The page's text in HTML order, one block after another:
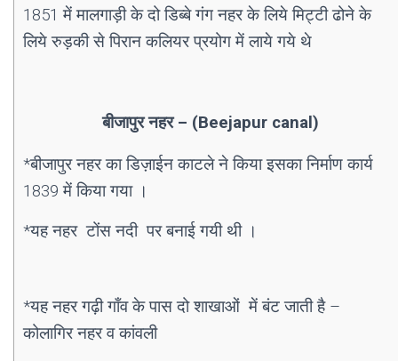
1851 में मालगाड़ी के दो डिब्बे गंग नहर के लिये मिट्टी ढोने के
लिये रुड़की से पिरान कलियर प्रयोग में लाये गये थे
बीजापुर नहर – (Beejapur canal)
*बीजापुर नहर का डिज़ाईन काटले ने किया इसका निर्माण कार्य
1839 में किया गया ।
*यह नहर टोंस नदी पर बनाई गयी थी ।
*यह नहर गढ़ी गाँव के पास दो शाखाओं में बंट जाती है –
कोलागिर नहर व कांवली